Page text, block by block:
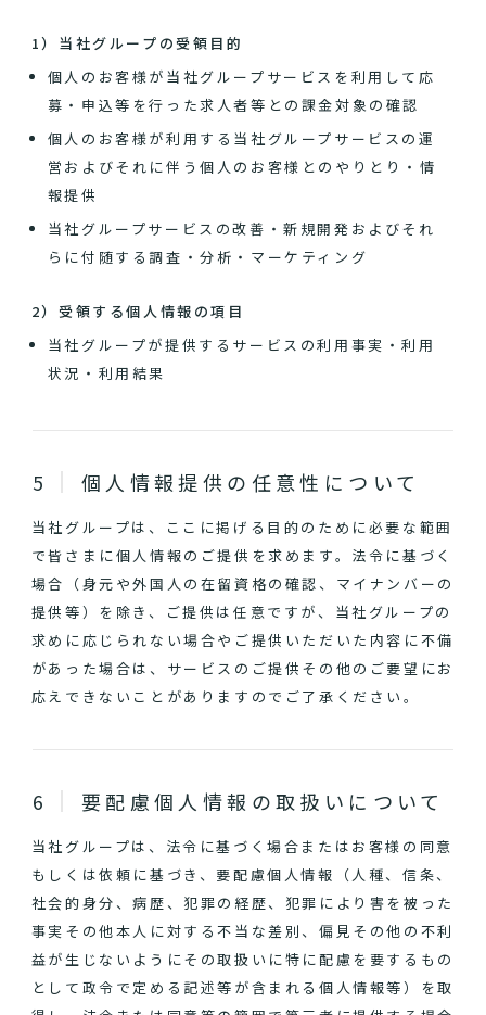
1）当社グループの受領目的
個人のお客様が当社グループサービスを利用して応
募・申込等を行った求人者等との課金対象の確認
個人のお客様が利用する当社グループサービスの運
営およびそれに伴う個人のお客様とのやりとり・情
報提供
当社グループサービスの改善・新規開発およびそれ
らに付随する調査・分析・マーケティング
2）受領する個人情報の項目
当社グループが提供するサービスの利用事実・利用
状況・利用結果
個人情報提供の任意性について
当社グループは、ここに掲げる目的のために必要な範囲
で皆さまに個人情報のご提供を求めます。法令に基づく
場合（身元や外国人の在留資格の確認、マイナンバーの
提供等）を除き、ご提供は任意ですが、当社グループの
求めに応じられない場合やご提供いただいた内容に不備
があった場合は、サービスのご提供その他のご要望にお
応えできないことがありますのでご了承ください。
要配慮個人情報の取扱いについて
当社グループは、法令に基づく場合またはお客様の同意
もしくは依頼に基づき、要配慮個人情報（人種、信条、
社会的身分、病歴、犯罪の経歴、犯罪により害を被った
事実その他本人に対する不当な差別、偏見その他の不利
益が生じないようにその取扱いに特に配慮を要するもの
として政令で定める記述等が含まれる個人情報等）を取